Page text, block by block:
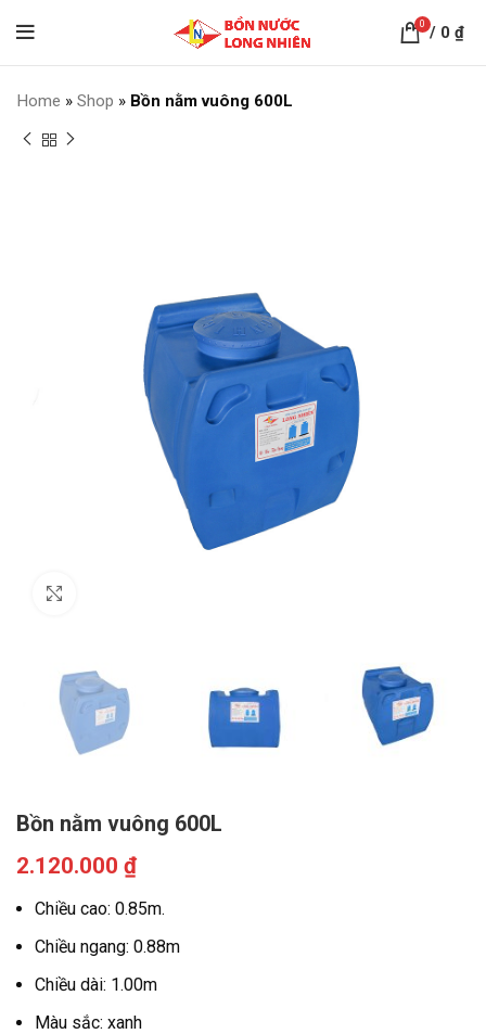
0 / 0₫
Home » Shop » Bồn nằm vuông 600L
Bồn nằm vuông 600L
2.120.000 ₫
Chiều cao: 0.85m.
Chiều ngang: 0.88m
Chiều dài: 1.00m
Màu sắc: xanh